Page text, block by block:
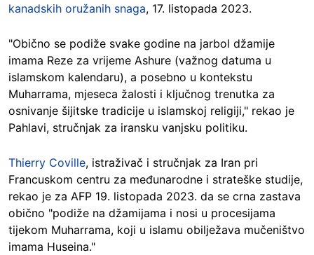
kanadskih oružanih snaga, 17. listopada 2023.
"Obično se podiže svake godine na jarbol džamije
imama Reze za vrijeme Ashure (važnog datuma u
islamskom kalendaru), a posebno u kontekstu
Muharrama, mjeseca žalosti i ključnog trenutka za
osnivanje šijitske tradicije u islamskoj religiji," rekao je
Pahlavi, stručnjak za iransku vanjsku politiku.
Thierry Coville, istraživač i stručnjak za Iran pri
Francuskom centru za međunarodne i strateške studije,
rekao je za AFP 19. listopada 2023. da se crna zastava
obično "podiže na džamijama i nosi u procesijama
tijekom Muharrama, koji u islamu obilježava mučeništvo
imama Huseina."